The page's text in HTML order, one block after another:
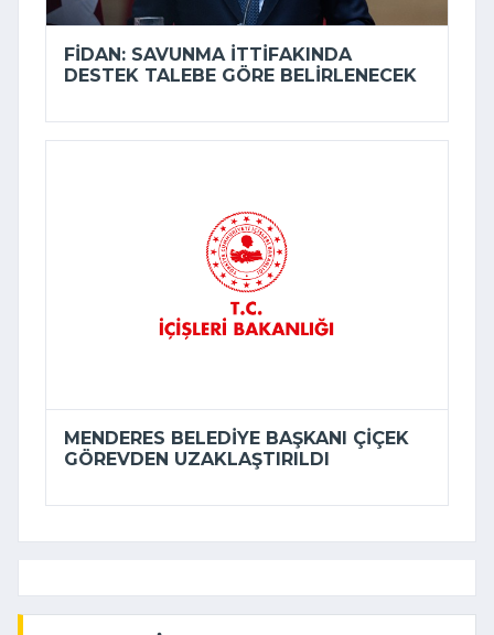
FIDAN: SAVUNMA ITTIFAKINDA
DESTEK TALEBE GÖRE BELIRLENECEK
MENDERES BELEDIYE BAŞKANI ÇIÇEK
GÖREVDEN UZAKLAŞTIRILDI